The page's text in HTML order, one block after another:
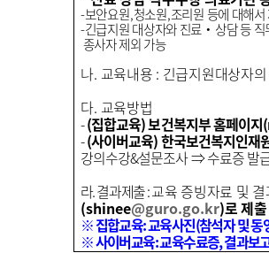
-보안요원,청소원,조리원 등에 대해
-긴급지원 대상자와 진료 ‧ 상담 등
종사자 제외 가능
나. 교육내용 : 긴급지원대상자
다. 교육방법
-(집합교육)보건복지부 홈페이지
-(사이버교육)한국보건복지인재
강의수강&설문조사⇒수료증 발
라.결과제출:교육 증빙자료 및
(shinee@guro.go.kr)로 제출
※집합교육:교육사진(참석자 및 동
※사이버교육:교육수료증,결과보